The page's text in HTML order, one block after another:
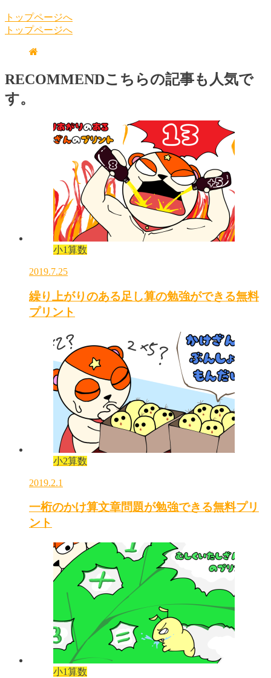
トップページへ
トップページへ
RECOMMENDこちらの記事も人気で
す。
小1算数
2019.7.25
繰り上がりのある足し算の勉強ができる無料
プリント
小2算数
2019.2.1
一桁のかけ算文章問題が勉強できる無料プリ
ント
小1算数